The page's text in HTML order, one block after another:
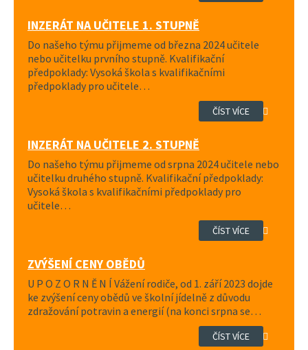
INZERÁT NA UČITELE 1. STUPNĚ
Do našeho týmu přijmeme od března 2024 učitele
nebo učitelku prvního stupně. Kvalifikační
předpoklady: Vysoká škola s kvalifikačními
předpoklady pro učitele…
ČÍST VÍCE
INZERÁT NA UČITELE 2. STUPNĚ
Do našeho týmu přijmeme od srpna 2024 učitele nebo
učitelku druhého stupně. Kvalifikační předpoklady:
Vysoká škola s kvalifikačními předpoklady pro
učitele…
ČÍST VÍCE
ZVÝŠENÍ CENY OBĚDŮ
U P O Z O R N Ě N Í Vážení rodiče, od 1. září 2023 dojde
ke zvýšení ceny obědů ve školní jídelně z důvodu
zdražování potravin a energií (na konci srpna se…
ČÍST VÍCE